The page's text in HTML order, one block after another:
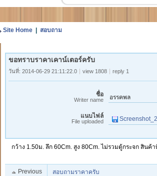
Site Home สอบถาม
ขอทราบราคาเคาน์เตอร์ครับ
วันที่: 2014-06-29 21:11:22.0 view 1808 reply 1
ชื่อ
Writer name อรรคพล
แนบไฟล์
File uploaded
กว้าง 1.50ม. ลึก 60Cm. สูง 80Cm. ไม่รวมตู้กระจก สิน
Previous สอบถามราคาครับ